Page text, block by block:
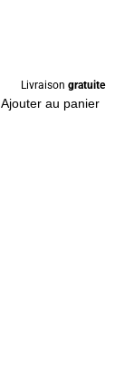
Livraison gratuite
Ajouter au panier